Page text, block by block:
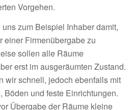
Vorgehen.
zum Beispiel Inhaber damit,
einer Firmenübergabe zu
sollen alle Räume
erst im ausgeräumten Zustand.
wir schnell, jedoch ebenfalls mit
Böden und feste Einrichtungen.
Übergabe der Räume kleine